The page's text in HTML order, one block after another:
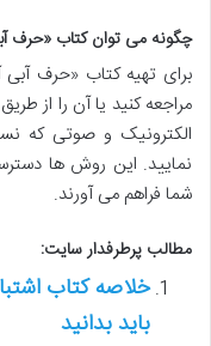
چگونه می توان کتاب «حرف
برای تهیه کتاب «حرف آبی
مراجعه کنید یا آن را از
الکترونیک و صوتی که
نمایید. این روش ها
شما فراهم می آورند.
مطالب پرطرفدار سایت:
خلاصه کتاب
باید بدانید